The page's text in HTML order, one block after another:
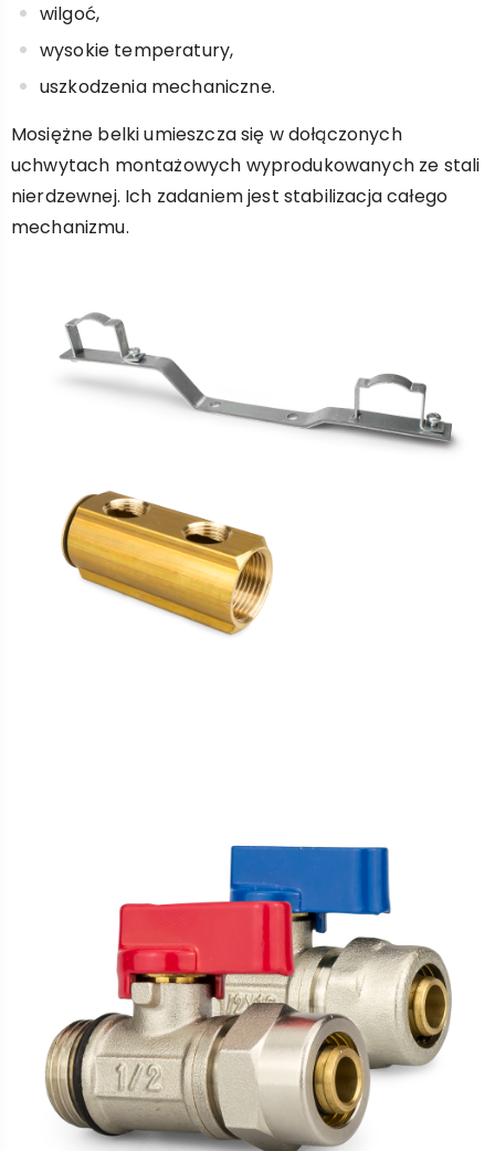
wilgoć,
wysokie temperatury,
uszkodzenia mechaniczne.
Mosiężne belki umieszcza się w dołączonych
uchwytach montażowych wyprodukowanych ze stali
nierdzewnej. Ich zadaniem jest stabilizacja całego
mechanizmu.